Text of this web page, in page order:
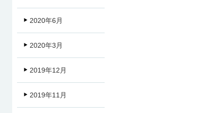
2020年6月
2020年3月
2019年12月
2019年11月